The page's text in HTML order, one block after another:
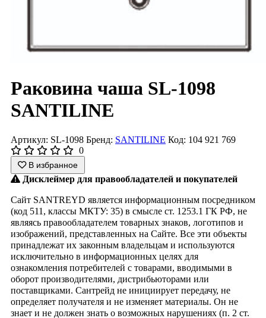
Раковина чаша SL-1098
SANTILINE
Артикул: SL-1098 Бренд: SANTILINE Код: 104 921 769
0
В избранное
Дисклеймер для правообладателей и покупателей
Сайт SANTREYD является информационным посредником
(код 511, классы МКТУ: 35) в смысле ст. 1253.1 ГК РФ, не
являясь правообладателем товарных знаков, логотипов и
изображений, представленных на Сайте. Все эти объекты
принадлежат их законным владельцам и используются
исключительно в информационных целях для
ознакомления потребителей с товарами, вводимыми в
оборот производителями, дистрибьюторами или
поставщиками. Сантрейд не инициирует передачу, не
определяет получателя и не изменяет материалы. Он не
знает и не должен знать о возможных нарушениях (п. 2 ст.